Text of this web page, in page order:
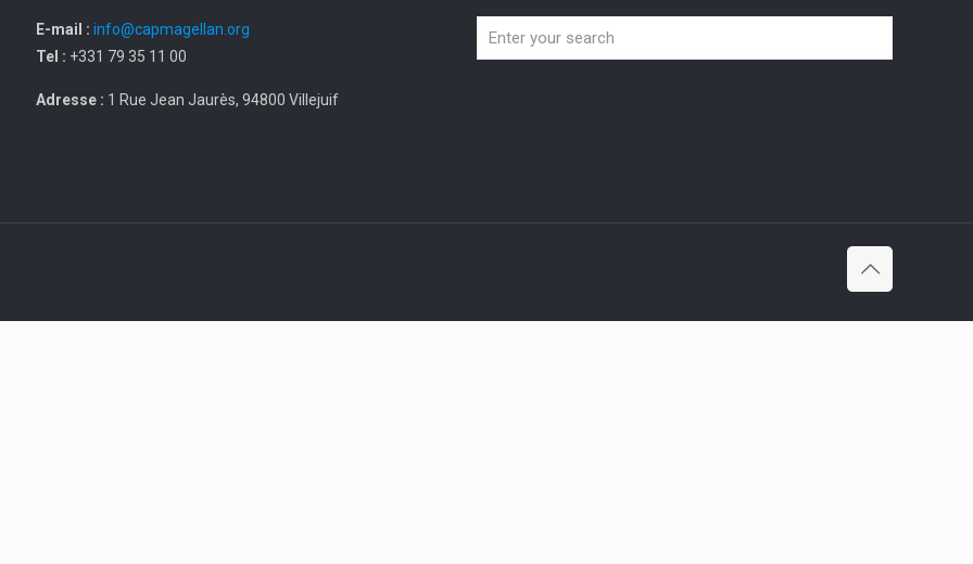
E-mail : info@capmagellan.org
Tel : +331 79 35 11 00
Adresse : 1 Rue Jean Jaurès, 94800 Villejuif